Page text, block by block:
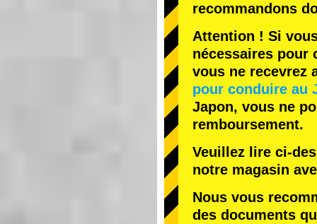
recommandons
Attention ! Si
nécessaires pour
vous ne recevrez
pour conduire au
Japon, vous ne
remboursement.
Veuillez lire ci-
notre magasin
Nous vous
des documents